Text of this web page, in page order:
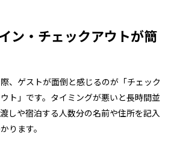
ン・チェックアウトが簡
、ゲストが面倒と感じるのが「チェック
ト」です。タイミングが悪いと長時間並
しや宿泊する人数分の名前や住所を記入
ります。